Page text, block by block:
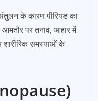
के कारण पीरियड का
पर तनाव, आहार में
शारीरिक समस्याओं के